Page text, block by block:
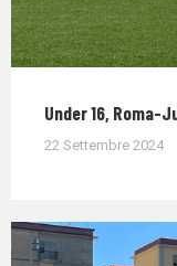
Under 16, Roma-
22 Settembre 2024